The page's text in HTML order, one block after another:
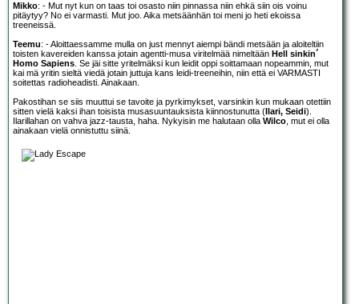
Mikko: - Mut nyt kun on taas toi osasto niin pinnassa niin ehkä siin ois voinu
pitäytyy? No ei varmasti. Mut joo. Aika metsäänhän toi meni jo heti ekoissa
treeneissä.
Teemu: - Aloittaessamme mulla on just mennyt aiempi bändi metsään ja aloiteltiin
toisten kavereiden kanssa jotain agentti-musa viritelmää nimeltään Hell sinkin´
Homo Sapiens. Se jäi sitte yritelmäksi kun leidit oppi soittamaan nopeammin, mut
kai mä yritin sieltä viedä jotain juttuja kans leidi-treeneihin, niin että ei VARMASTI
soitettas radioheadisti. Ainakaan.
Pakostihan se siis muuttui se tavoite ja pyrkimykset, varsinkin kun mukaan otettiin
sitten vielä kaksi ihan toisista musasuuntauksista kiinnostunutta ( Ilari, Seidi).
Ilarillahan on vahva jazz-tausta, haha. Nykyisin me halutaan olla Wilco, mut ei olla
ainakaan vielä onnistuttu siinä.